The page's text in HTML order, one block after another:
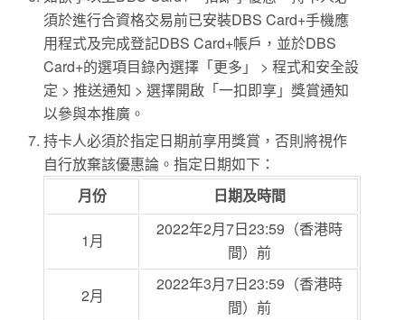
須於進行合資格交易前已安裝DBS Card+手機應
用程式及完成登記DBS Card+帳戶，並於DBS
Card+的選項目錄內選擇「更多」 > 程式和安全設
定 > 推送通知 > 選擇開啟「一扣即享」獎賞通知
以參與本推廣。
持卡人必須於指定日期前享用獎賞，否則將視作
自行放棄該優惠論。指定日期如下：
月份
日期及時間
1月
2022年2月7日23:59（香港時
間）前
2月
2022年3月7日23:59（香港時
間）前